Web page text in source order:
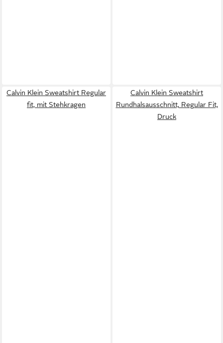
Calvin Klein Sweatshirt Regular
fit, mit Stehkragen
Calvin Klein Sweatshirt
Rundhalsausschnitt, Regular Fit,
Druck